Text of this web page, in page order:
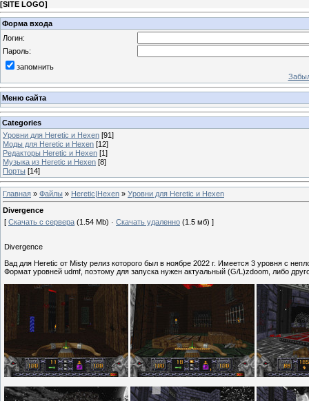
[SITE LOGO]
Форма входа
Логин:
Пароль:
запомнить
Меню сайта
Categories
Уровни для Heretic и Hexen [91]
Моды для Heretic и Hexen [12]
Редакторы Heretic и Hexen [1]
Музыка из Heretic и Hexen [8]
Порты [14]
Главная » Файлы » Heretic|Hexen » Уровни для Heretic и Hexen
Divergence
[ Скачать с сервера (1.54 Mb) · Скачать удаленно (1.5 мб) ]
Divergence
Вад для Heretic от Misty релиз которого был в ноябре 2022 г. Имеется 3 уровня с
Формат уровней udmf, поэтому для запуска нужен актуальный (G/L)zdoom, либо